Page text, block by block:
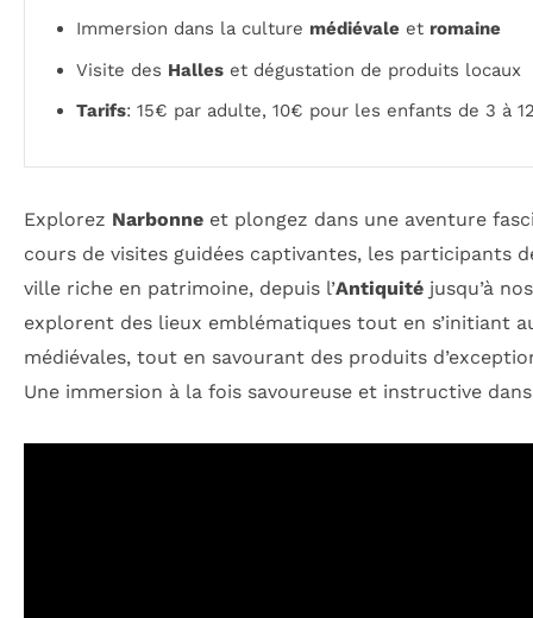
Immersion dans la culture médiévale et romaine
Visite des Halles et dégustation de produits locaux
Tarifs: 15€ par adulte, 10€ pour les enfants de 3 à
Explorez Narbonne et plongez dans une aventure
cours de visites guidées captivantes, les participants
ville riche en patrimoine, depuis l’Antiquité jusqu’à
explorent des lieux emblématiques tout en s’initiant
médiévales, tout en savourant des produits
Une immersion à la fois savoureuse et instructive